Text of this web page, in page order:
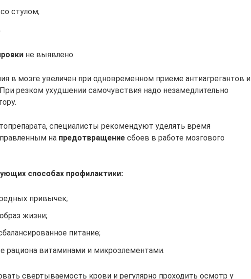
стулом;
не выявлено.
в мозге увеличен при одновременном приеме антиагрегантов и
резком ухудшении самочувствия надо незамедлительно
специалисты рекомендуют уделять время
на предотвращение сбоев в работе мозгового
способах профилактики:
привычек;
жизни;
питание;
рациона витаминами и микроэлементами.
свертываемость крови и регулярно проходить осмотр у